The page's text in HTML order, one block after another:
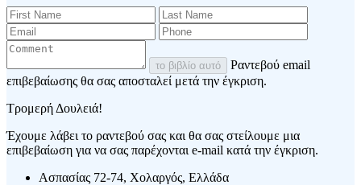
το βιβλίο αυτό
Ραντεβού email
επιβεβαίωσης θα σας αποσταλεί μετά την έγκριση.
Τρομερή Δουλειά!
Έχουμε λάβει το ραντεβού σας και θα σας στείλουμε μια
επιβεβαίωση για να σας παρέχονται e-mail κατά την έγκριση.
Ασπασίας 72-74, Χολαργός, Ελλάδα